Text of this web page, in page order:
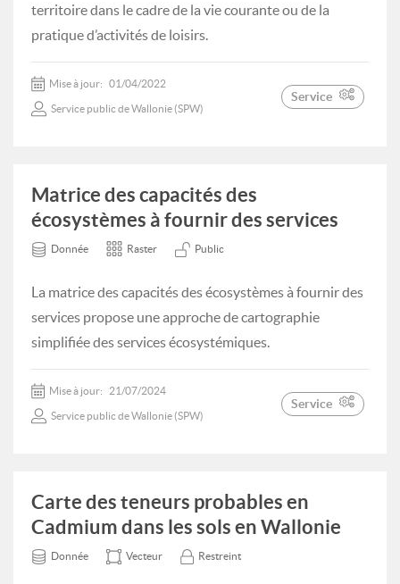
territoire dans le cadre de la vie courante ou de la
pratique d’activités de loisirs.
Mise à jour: 01/04/2022
Service public de Wallonie (SPW)
Service
Matrice des capacités des
écosystèmes à fournir des services
Donnée Raster Public
La matrice des capacités des écosystèmes à fournir des
services propose une approche de cartographie
simplifiée des services écosystémiques.
Mise à jour: 21/07/2024
Service public de Wallonie (SPW)
Service
Carte des teneurs probables en
Cadmium dans les sols en Wallonie
Donnée Vecteur Restreint